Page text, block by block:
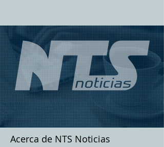
Acerca de NTS Noticias